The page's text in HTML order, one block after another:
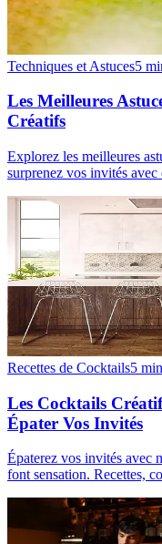
Techniques et Astuces5
Les Meilleures
Créatifs
Explorez les meilleures
surprenez vos invités
Recettes de Cocktails5 min
Les Cocktails
Épater Vos Invités
Épaterez vos invités avec
font sensation. Recettes,